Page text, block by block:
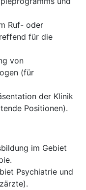
Ruf- oder
für die
von
(für
der Klinik
Positionen).
im Gebiet
Psychiatrie und